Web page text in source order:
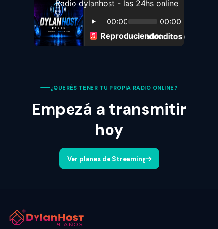
¿QUERÉS TENER TU PROPIA RADIO ONLINE?
Empezá a transmitir
hoy
Ver planes de Streaming